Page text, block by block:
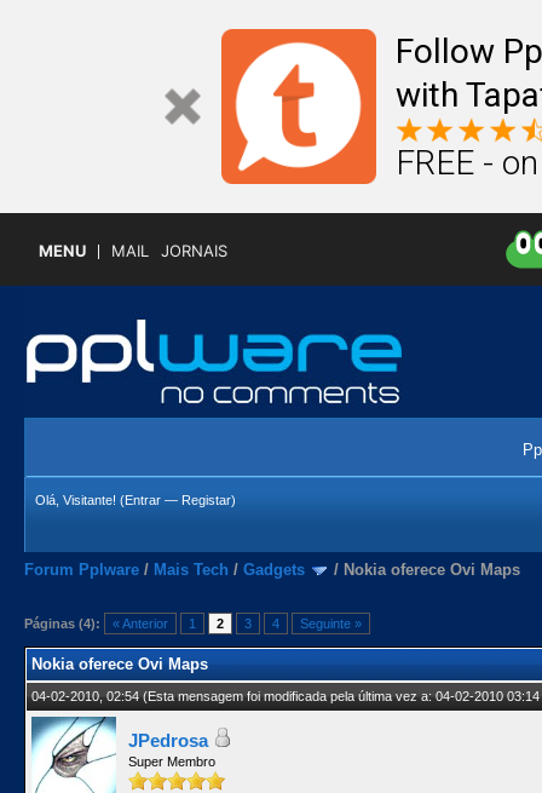
Follow
with
FREE -
MENU MAIL JORNAIS
Olá, Visitante! (Entrar — Registar)
Forum Pplware / Mais Tech / Gadgets / Nokia oferece Ovi Maps
Páginas (4): « Anterior 1 2 3 4 Seguinte »
Nokia oferece Ovi Maps
04-02-2010, 02:54(Esta mensagem foi modificada pela última vez a: 04-02-2010
JPedrosa
Super Membro